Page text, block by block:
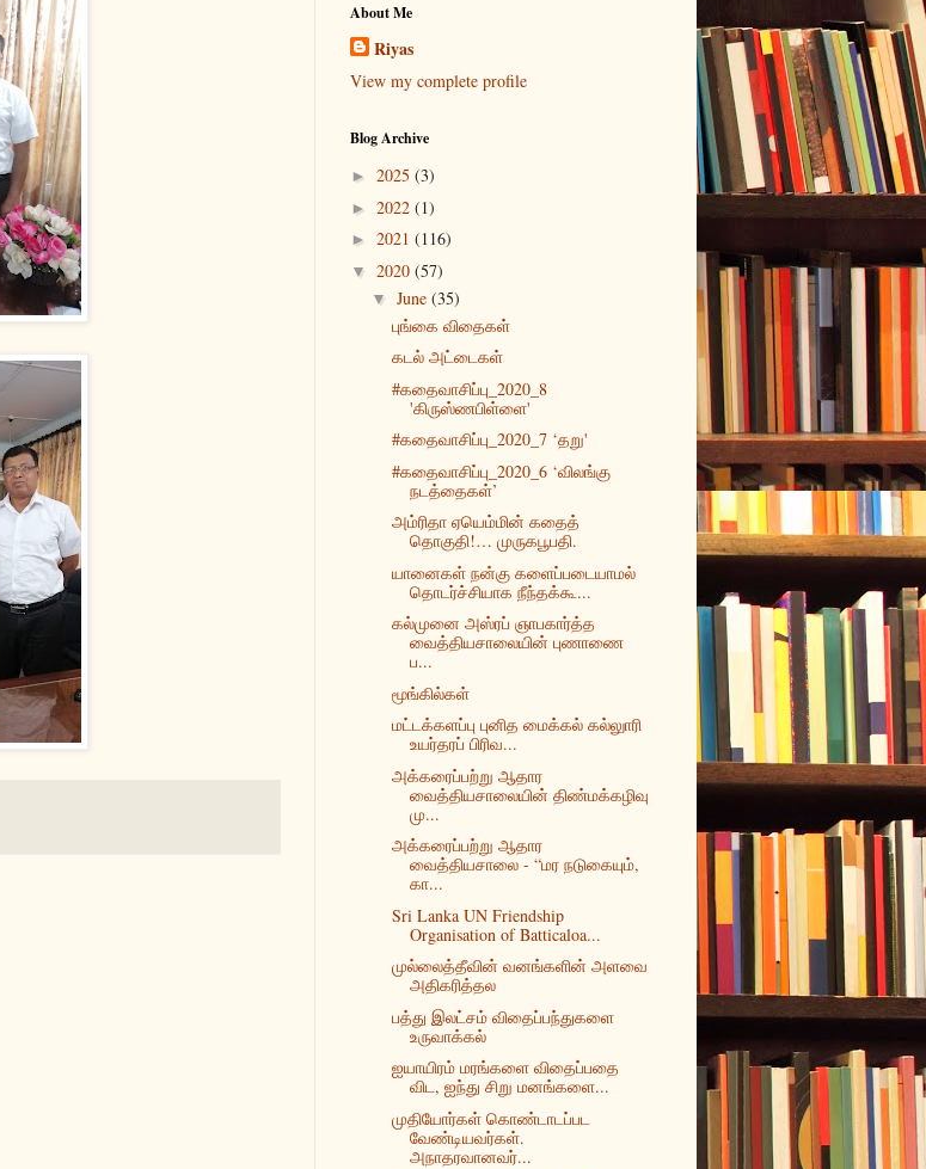
About Me
Riyas
View my complete profile
Blog Archive
► 2025 (3)
► 2022 (1)
► 2021 (116)
▼ 2020 (57)
▼ June (35)
புங்கை விதைகள்
கடல் அட்டைகள்
#கதைவாசிப்பு_2020_8
'கிருஸ்ணபிள்ளை'
#கதைவாசிப்பு_2020_7 ‘தறு'
#கதைவாசிப்பு_2020_6 ‘விலங்கு
நடத்தைகள்’
அம்ரிதா ஏயெம்மின் கதைத்
தொகுதி!… முருகபூபதி.
யானைகள் நன்கு களைப்படையாமல்
தொடர்ச்சியாக நீந்தக்கூ...
கல்முனை அஸ்ரப் ஞாபகார்த்த
வைத்தியசாலையின் புணாணை
ப...
மூங்கில்கள்
மட்டக்களப்பு புனித மைக்கல் கல்லுாரி
உயர்தரப் பிரிவ...
அக்கரைப்பற்று ஆதார
வைத்தியசாலையின் திண்மக்கழிவு
மு...
அக்கரைப்பற்று ஆதார
வைத்தியசாலை - “மர நடுகையும்,
கா...
Sri Lanka UN Friendship
Organisation of Batticaloa...
முல்லைத்தீவின் வனங்களின் அளவை
அதிகரித்தல
பத்து இலட்சம் விதைப்பந்துகளை
உருவாக்கல்
ஐயாயிரம் மரங்களை விதைப்பதை
விட, ஐந்து சிறு மனங்களை...
முதியோர்கள் கொண்டாடப்பட
வேண்டியவர்கள்.
அநாதரவானவர்...